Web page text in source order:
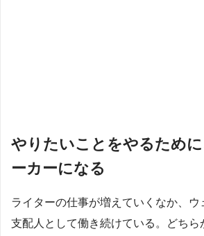
やりたいことをやるため
ーカーになる
ライターの仕事が増えていくなか、ウ
支配人として働き続けている。どちら